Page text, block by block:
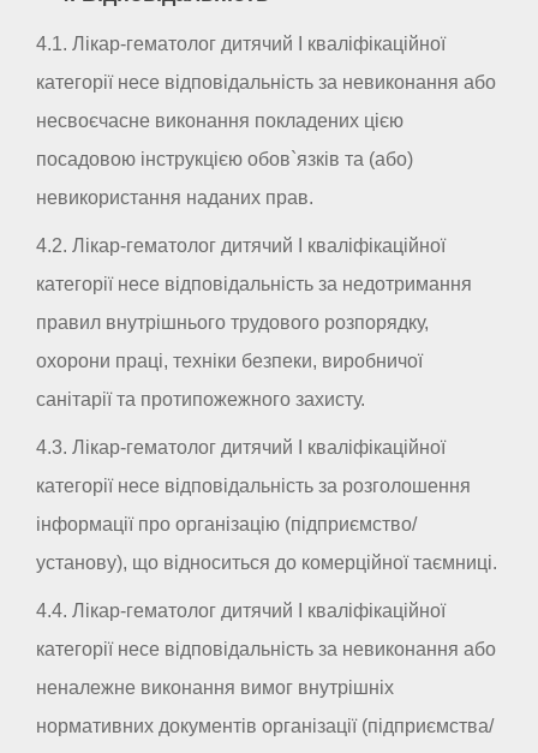
4.1. Лікар-гематолог дитячий I кваліфікаційної
категорії несе відповідальність за невиконання або
несвоєчасне виконання покладених цією
посадовою інструкцією обов`язків та (або)
невикористання наданих прав.
4.2. Лікар-гематолог дитячий I кваліфікаційної
категорії несе відповідальність за недотримання
правил внутрішнього трудового розпорядку,
охорони праці, техніки безпеки, виробничої
санітарії та протипожежного захисту.
4.3. Лікар-гематолог дитячий I кваліфікаційної
категорії несе відповідальність за розголошення
інформації про організацію (підприємство/
установу), що відноситься до комерційної таємниці.
4.4. Лікар-гематолог дитячий I кваліфікаційної
категорії несе відповідальність за невиконання або
неналежне виконання вимог внутрішніх
нормативних документів організації (підприємства/